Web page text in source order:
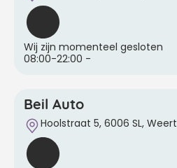
Wij zijn momenteel gesloten
08:00-22:00 -
Beil Auto
Hoolstraat 5, 6006 SL, Weert